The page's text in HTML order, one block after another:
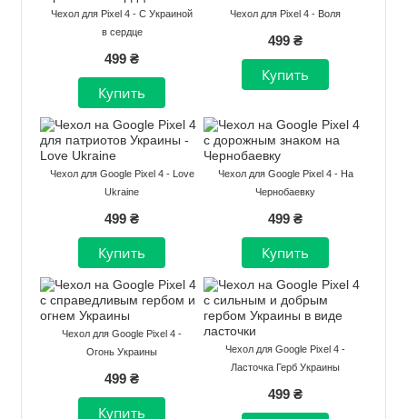
Чехол для Pixel 4 - С Украиной
в сердце
499 ₴
Чехол для Pixel 4 - Воля
499 ₴
Чехол для Google Pixel 4 - Love
Ukraine
499 ₴
Чехол для Google Pixel 4 - На
Чернобаевку
499 ₴
Чехол для Google Pixel 4 -
Огонь Украины
499 ₴
Чехол для Google Pixel 4 -
Ласточка Герб Украины
499 ₴